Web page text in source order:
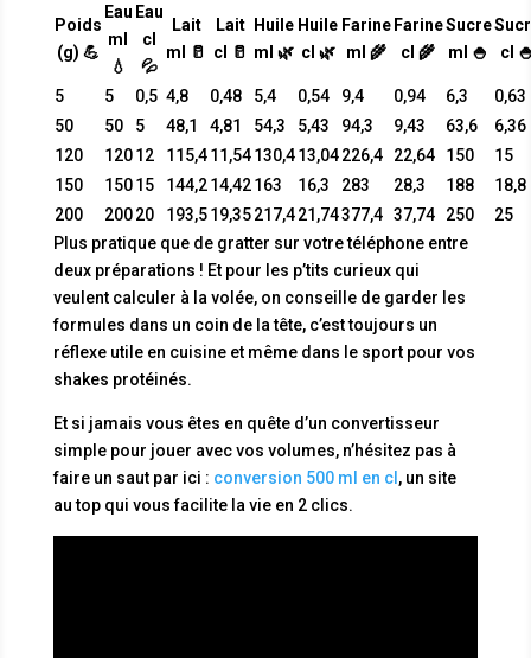
Poids
(g) 💪
Eau
ml
💧
Eau
cl
💦
Lait
ml 🥛
Lait
cl 🥛
Huile
ml 🌿
Huile
cl 🌿
Farine
ml 🌾
Farine
cl 🌾
Sucre
ml 🍚
cl
5 5 0,5 4,8 0,48 5,4 0,54 9,4 0,94 6,3
0,63
50
50 5 48,1 4,81 54,3 5,43 94,3 9,43 63,6
6,36
120
120 12 115,4 11,54 130,4 13,04 226,4 22,64 150
15
150
150 15 144,2 14,42 163 16,3 283 28,3 188
18,8
200
200 20 193,5 19,35 217,4 21,74377,4 37,74 250
25
Plus pratique que de gratter sur votre téléphone entre
deux préparations ! Et pour les p’tits curieux qui
veulent calculer à la volée, on conseille de garder les
formules dans un coin de la tête, c’est toujours un
réflexe utile en cuisine et même dans le sport pour vos
shakes protéinés.
Et si jamais vous êtes en quête d’un convertisseur
simple pour jouer avec vos volumes, n’hésitez pas à
faire un saut par ici : conversion 500 ml en cl , un site
au top qui vous facilite la vie en 2 clics.